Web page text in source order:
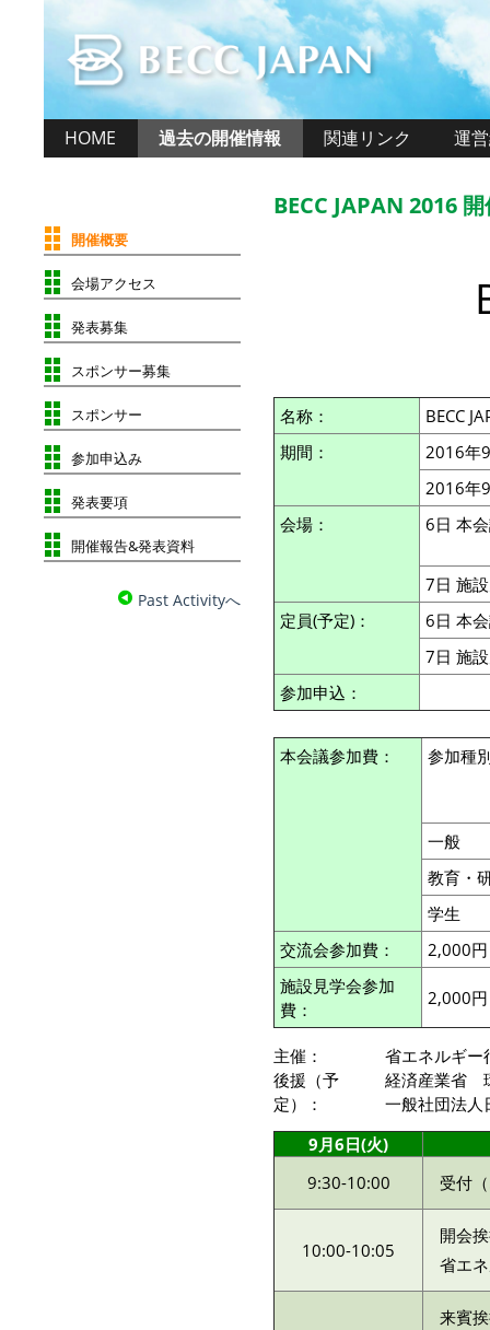
HOME 過去の開催情報 関連リンク 運
開催概要
会場アクセス
発表募集
スポンサー募集
スポンサー
参加申込み
発表要項
開催報告&発表資料
Past Activityへ
BECC JAPAN 2016
名称：
BECC
期間：
2016年
2016年
会場：
6日 本
7日 施
定員(予定)：
6日 本
7日 施
参加申込：
本会議参加費： 参加種
一般
教育・
学生
交流会参加費：
2,000円
施設見学会参加
費：
2,000円
主催：
省エネルギー
後援（予
定）：
経済産業省
一般社団法
9月6日(火)
9:30-10:00
受付
10:00-10:05
開会
省エ
来賓